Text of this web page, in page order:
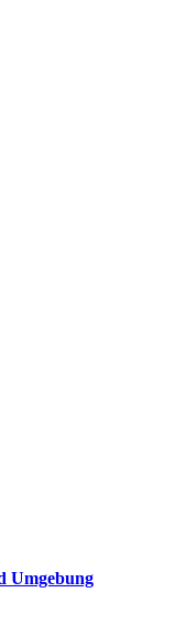
Umgebung